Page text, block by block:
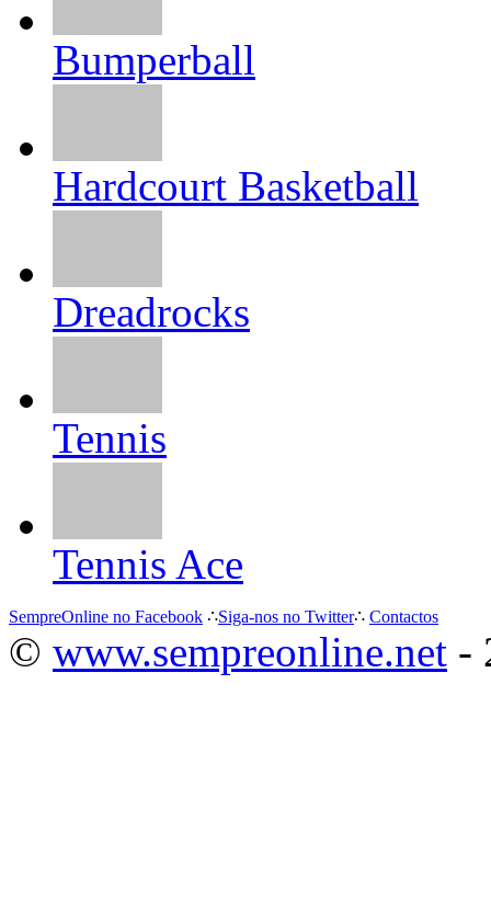
Bumperball
Hardcourt Basketball
Dreadrocks
Tennis
Tennis Ace
SempreOnline no Facebook ∴Siga-nos no Twitter∴ Contactos
© www.sempreonline.net -